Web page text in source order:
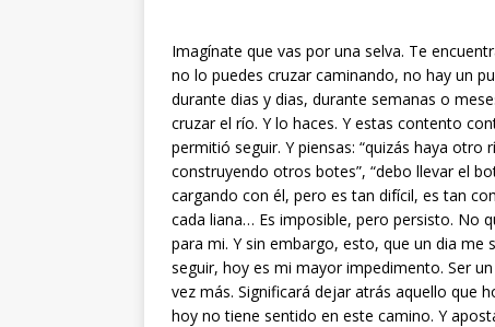
Imagínate que vas por una selva. Te
no lo puedes cruzar caminando, no hay un
durante dias y dias, durante semanas o
cruzar el río. Y lo haces. Y estas contento
permitió seguir. Y piensas: “quizás haya otro
construyendo otros botes”, “debo llevar el
cargando con él, pero es tan difícil, es tan
cada liana… Es imposible, pero persisto. No
para mi. Y sin embargo, esto, que un dia
seguir, hoy es mi mayor impedimento. Ser
vez más. Significará dejar atrás aquello que
hoy no tiene sentido en este camino. Y